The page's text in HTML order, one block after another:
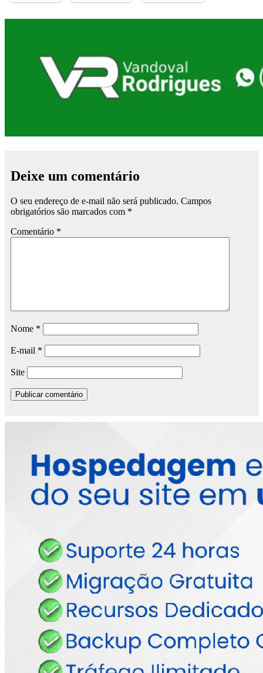
Deixe um comentário
O seu endereço de e-mail não será publicado. Campos
obrigatórios são marcados com *
Comentário *
Nome *
E-mail *
Site